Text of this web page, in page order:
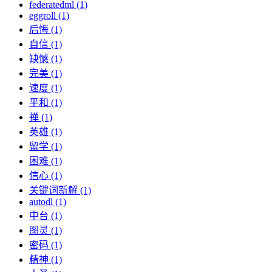
federatedml (1)
eggroll (1)
后悔 (1)
自信 (1)
缺憾 (1)
完美 (1)
速度 (1)
平和 (1)
禅 (1)
英雄 (1)
留学 (1)
困难 (1)
信心 (1)
关键词新解 (1)
autodl (1)
中台 (1)
图灵 (1)
密码 (1)
精神 (1)